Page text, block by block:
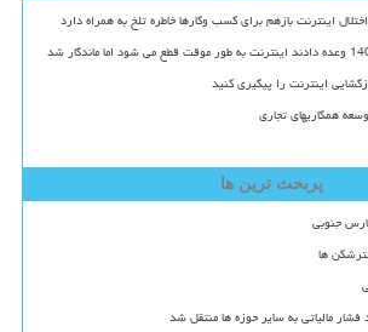
اینترنت بازهم برای کسب وکارها خاطره تلخ به همراه دارد
اینترنت را پیگیری کنید
همکاریهای تجاری
پربحث ترین ها
جنوبی
ها